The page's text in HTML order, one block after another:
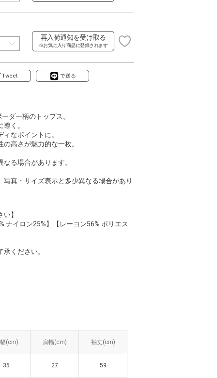
再入荷通知を受け取る
※お気に入り商品に登録されます
Tweet で送る
ダー柄のトップス。
く。
なポイントに。
高さが魅力的な一枚。
る場合があります。
真・サイズ表示と多少異なる場合があり
】
ナイロン25%】【レーヨン56% ポリエス
ください。
(cm) 肩幅(cm) 袖丈(cm)
35 27 59
(cm) 肩幅(cm) 袖丈(cm)
35 27 59